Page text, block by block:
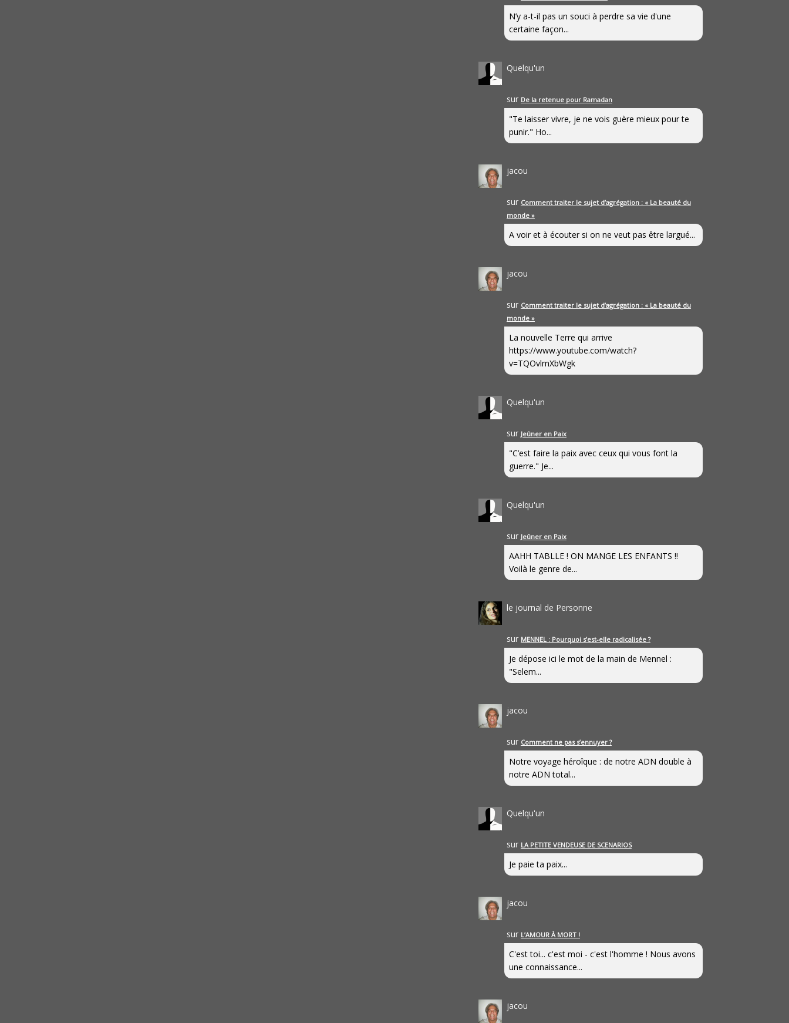
N’y a-t-il pas un souci à perdre sa vie d'une
certaine façon...
Quelqu'un
sur De la retenue pour Ramadan
"Te laisser vivre, je ne vois guère mieux pour te
punir." Ho...
jacou
sur Comment traiter le sujet d’agrégation : « La beauté du
monde »
A voir et à écouter si on ne veut pas être largué...
jacou
sur Comment traiter le sujet d’agrégation : « La beauté du
monde »
La nouvelle Terre qui arrive
https://www.youtube.com/watch?
v=TQOvlmXbWgk
Quelqu'un
sur Jeûner en Paix
"C’est faire la paix avec ceux qui vous font la
guerre." Je...
Quelqu'un
sur Jeûner en Paix
AAHH TABLLE ! ON MANGE LES ENFANTS !!
Voilà le genre de...
le journal de Personne
sur MENNEL : Pourquoi s’est-elle radicalisée ?
Je dépose ici le mot de la main de Mennel :
"Selem...
jacou
sur Comment ne pas s’ennuyer ?
Notre voyage héroîque : de notre ADN double à
notre ADN total...
Quelqu'un
sur LA PETITE VENDEUSE DE SCENARIOS
Je paie ta paix...
jacou
sur L’AMOUR À MORT !
C'est toi... c'est moi - c'est l'homme ! Nous avons
une connaissance...
jacou